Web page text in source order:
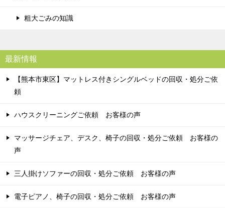
粗大ごみの知識
最新情報
【熊本市東区】マットレス付きシングルベッドの回収・処分ご依
頼
ハウスクリーニングご依頼 お客様の声
マッサージチェア、デスク、椅子の回収・処分ご依頼 お客様の
声
三人掛けソファーの回収・処分ご依頼 お客様の声
電子ピアノ、椅子の回収・処分ご依頼 お客様の声